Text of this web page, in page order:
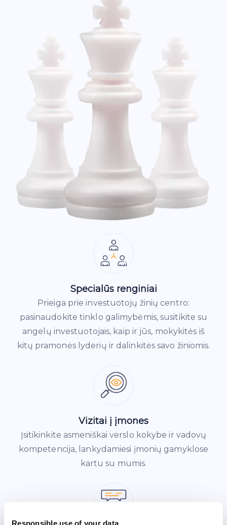
Responsible use of your data
Specialūs renginiai
Prieiga prie investuotojų žinių centro:
pasinaudokite tinklo galimybėmis, susitikite su
angelų investuotojais, kaip ir jūs, mokykitės iš
kitų pramonės lyderių ir dalinkitės savo žiniomis.
Vizitai į įmones
Įsitikinkite asmeniškai verslo kokybe ir vadovų
kompetencija, lankydamiesi įmonių gamyklose
kartu su mumis.